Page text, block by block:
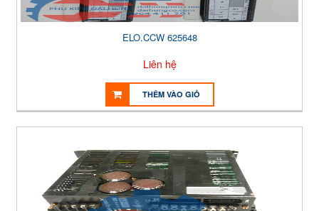
ELO.CCW 625648
Liên hệ
THÊM VÀO GIỎ